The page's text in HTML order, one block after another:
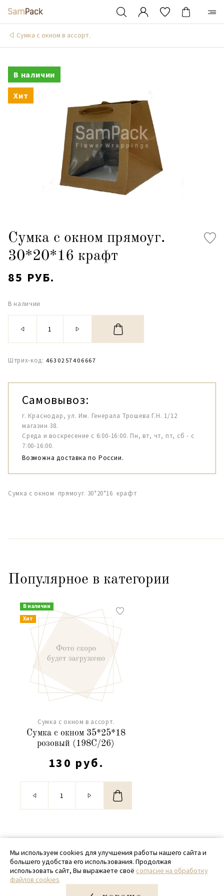
Сумка с окном в ассорт.
В наличии
Хит
Сумка с окном прямоуг.
30*20*16 крафт
85 РУБ.
В наличии
Штрих-код: 4630257406667
Самовывоз:
г. Краснодар, ул. Им. Генерала Трошева Г.Н. 1/12
магазин 38.
Среда и воскресение с 6:00-16:00. Пн, вт, чт, пт, сб - с
7:00-16:00.
Возможна доставка по России.
Сумка с окном прямоуг. 30*20*16 крафт
Популярное в категории
В наличии
Хит
Сумка с окном в ассорт.
Сумка с окном 35*25*18
розовый (198C/26)
130 руб.
© 2020 - 2026 SamPack
+ 7 (918) 699-97-87
zakaz@sampack.store
Мы используем cookies для улучшения работы нашего сайта и
большего удобства его использования. Продолжая
использовать сайт, Вы выражаете своё согласие на обработку
файлов cookies